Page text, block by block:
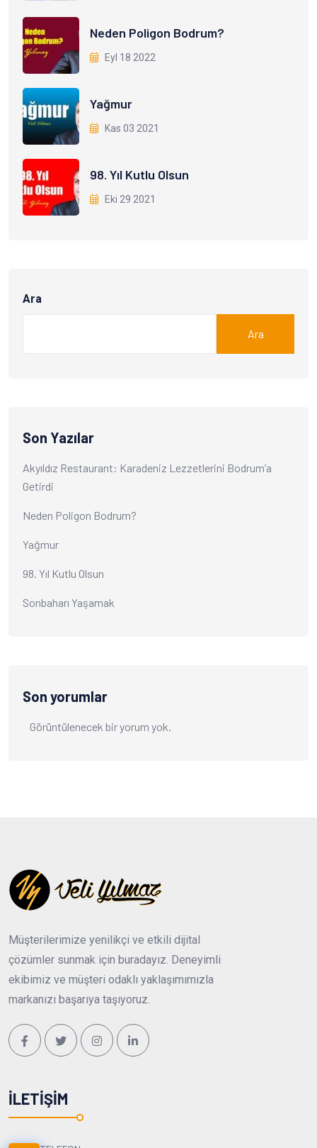
Neden Poligon Bodrum?
Eyl 18 2022
Yağmur
Kas 03 2021
98. Yıl Kutlu Olsun
Eki 29 2021
Ara
Ara
Son Yazılar
Akyıldız Restaurant: Karadeniz Lezzetlerini Bodrum’a
Getirdi
Neden Poligon Bodrum?
Yağmur
98. Yıl Kutlu Olsun
Sonbaharı Yaşamak
Son yorumlar
Görüntülenecek bir yorum yok.
Müşterilerimize yenilikçi ve etkili dijital
çözümler sunmak için buradayız. Deneyimli
ekibimiz ve müşteri odaklı yaklaşımımızla
markanızı başarıya taşıyoruz.
İLETIŞIM